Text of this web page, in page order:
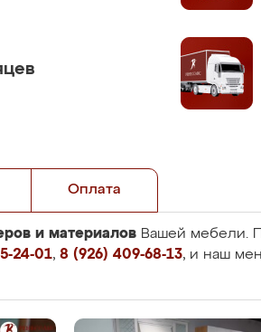
Оплата
и материалов Вашей мебели.
24-01, 8 (926) 409-68-13, и наш